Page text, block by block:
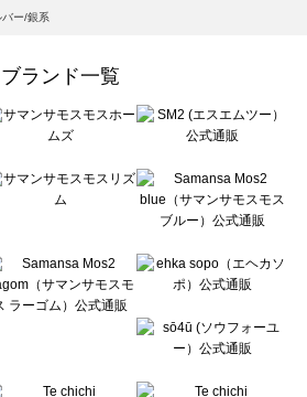
スモス ブルー）のボトムス一覧
ムス一覧
覧
シック）のボトムス一覧
のボトムス一覧
ー）のボトムス一覧
トムス一覧
バー/銀系
ブランド一覧